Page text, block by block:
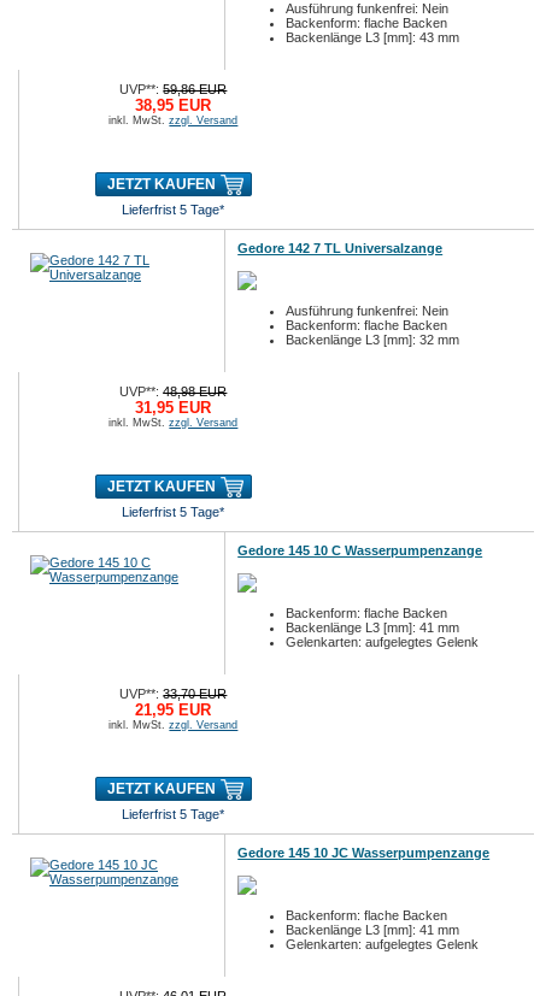
Ausführung funkenfrei: Nein
Backenform: flache Backen
Backenlänge L3 [mm]: 43 mm
UVP**:59,86 EUR
38,95 EUR
inkl. MwSt.zzgl. Versand
JETZT KAUFEN
Lieferfrist 5 Tage*
Gedore 142 7 TL Universalzange
Ausführung funkenfrei: Nein
Backenform: flache Backen
Backenlänge L3 [mm]: 32 mm
UVP**:48,98 EUR
31,95 EUR
inkl. MwSt.zzgl. Versand
JETZT KAUFEN
Lieferfrist 5 Tage*
Gedore 145 10 C Wasserpumpenzange
Backenform: flache Backen
Backenlänge L3 [mm]: 41 mm
Gelenkarten: aufgelegtes Gelenk
UVP**:33,70 EUR
21,95 EUR
inkl. MwSt.zzgl. Versand
JETZT KAUFEN
Lieferfrist 5 Tage*
Gedore 145 10 JC Wasserpumpenzange
Backenform: flache Backen
Backenlänge L3 [mm]: 41 mm
Gelenkarten: aufgelegtes Gelenk